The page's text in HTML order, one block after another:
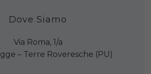
Dove Siamo
Via Roma, 1/a
– Terre Roveresche (PU)